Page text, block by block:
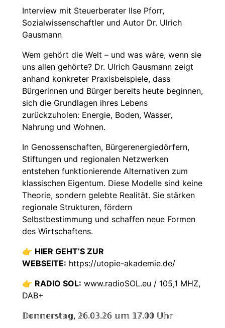
Interview mit Steuerberater Ilse Pforr,
Sozialwissenschaftler und Autor Dr. Ulrich
Gausmann
Wem gehört die Welt – und was wäre, wenn sie
uns allen gehörte? Dr. Ulrich Gausmann zeigt
anhand konkreter Praxisbeispiele, dass
Bürgerinnen und Bürger bereits heute beginnen,
sich die Grundlagen ihres Lebens
zurückzuholen: Energie, Boden, Wasser,
Nahrung und Wohnen.
In Genossenschaften, Bürgerenergiedörfern,
Stiftungen und regionalen Netzwerken
entstehen funktionierende Alternativen zum
klassischen Eigentum. Diese Modelle sind keine
Theorie, sondern gelebte Realität. Sie stärken
regionale Strukturen, fördern
Selbstbestimmung und schaffen neue Formen
des Wirtschaftens.
👉 HIER GEHT’S ZUR
WEBSEITE: https://utopie-akademie.de/
👉 RADIO SOL: www.radioSOL.eu / 105,1 MHZ,
DAB+
𝔻𝕠𝕟𝕟𝕖𝕣𝕤𝕥𝕒𝕘, 𝟚𝟞.𝟘𝟛.𝟚𝟞 𝕦𝕞 𝟙𝟟.𝟘𝟘 𝕌𝕙𝕣